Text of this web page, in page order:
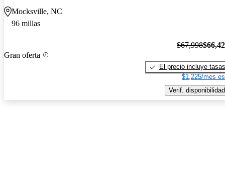
Mocksville, NC
96 millas
Gran oferta
$67,998
El precio incluye tasas
$1,225/mes
Verif. disponibilidad